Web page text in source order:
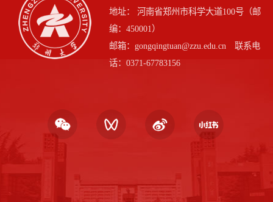
地址： 河南省郑州市科学大道100号（邮
编：450001）
邮箱：gongqingtuan@zzu.edu.cn 联系电
话：0371-67783156